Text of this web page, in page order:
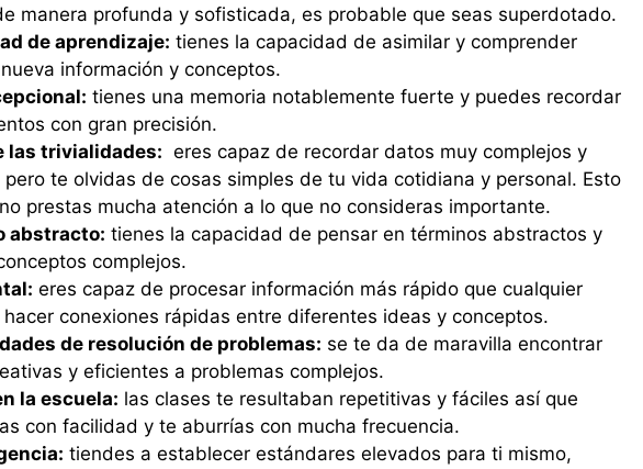
manera profunda y sofisticada, es probable que seas superdotado.
de aprendizaje: tienes la capacidad de asimilar y comprender
información y conceptos.
tienes una memoria notablemente fuerte y puedes recordar
con gran precisión.
las trivialidades: eres capaz de recordar datos muy complejos y
te olvidas de cosas simples de tu vida cotidiana y personal. Esto
prestas mucha atención a lo que no consideras importante.
abstracto: tienes la capacidad de pensar en términos abstractos y
complejos.
eres capaz de procesar información más rápido que cualquier
conexiones rápidas entre diferentes ideas y conceptos.
de resolución de problemas: se te da de maravilla encontrar
y eficientes a problemas complejos.
la escuela: las clases te resultaban repetitivas y fáciles así que
con facilidad y te aburrías con mucha frecuencia.
tiendes a establecer estándares elevados para ti mismo,